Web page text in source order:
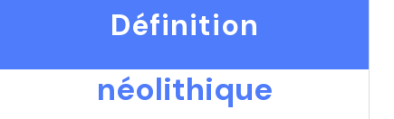
Définition
néolithique